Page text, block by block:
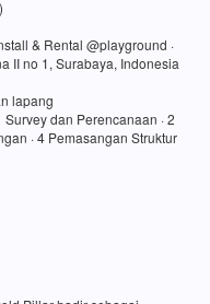
& Rental @playground ·
II no 1, Surabaya, Indonesia
lapang
dan Perencanaan · 2
· 4 Pemasangan Struktur